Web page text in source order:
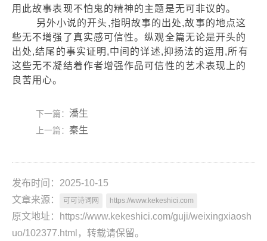
用此故事表现不怕鬼的精神的主题是无可非议的。
另外小说的开头,指明故事的出处,故事的地点这
些无不增强了真实感可信性。纵观全篇无论是开头的
出处,结尾的事实证明,中间的详述,抑扬法的运用,所有
这些无不凝结着作者增强作品可信性的艺术表现上的
良苦用心。
下一篇： 潘生
上一篇： 秦生
发布时间：2025-10-15
文章来源：
可可诗词网 https://www.kekeshici.com
原文地址：https://www.kekeshici.com/guji/weixingxiaosh
uo/102377.html，转载请保留。